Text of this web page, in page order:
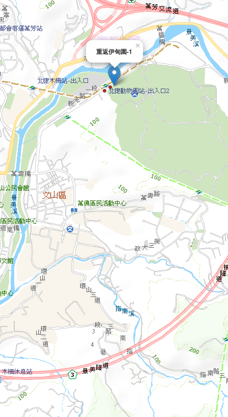
重返伊甸園-1
×